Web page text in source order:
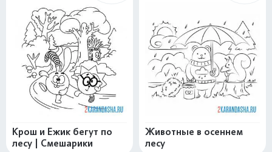
Крош и Ежик бегут по
лесу | Смешарики
Животные в осеннем
лесу